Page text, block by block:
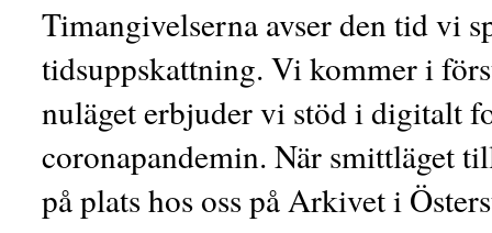
Timangivelserna avser den tid vi
tidsuppskattning. Vi kommer i
nuläget erbjuder vi stöd i digitalt
coronapandemin. När smittläget
på plats hos oss på Arkivet i